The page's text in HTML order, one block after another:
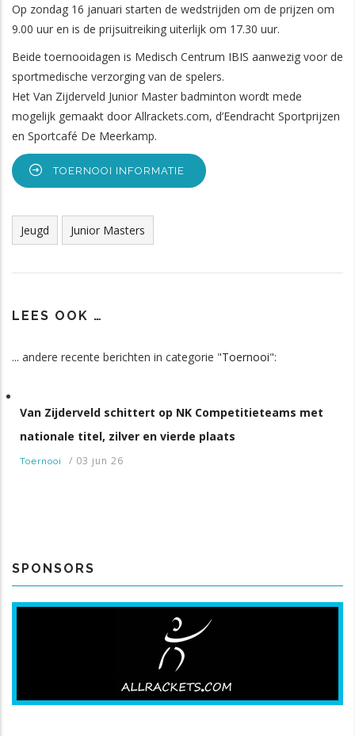
Op zondag 16 januari starten de wedstrijden om de prijzen om
9.00 uur en is de prijsuitreiking uiterlijk om 17.30 uur.
Beide toernooidagen is Medisch Centrum IBIS aanwezig voor de
sportmedische verzorging van de spelers.
Het Van Zijderveld Junior Master badminton wordt mede
mogelijk gemaakt door Allrackets.com, d’Eendracht Sportprijzen
en Sportcafé De Meerkamp.
TOERNOOI INFORMATIE
Tags
Jeugd Junior Masters
LEES OOK …
... andere recente berichten in categorie "Toernooi":
Van Zijderveld schittert op NK Competitieteams met
nationale titel, zilver en vierde plaats
Toernooi / 03 jun 26
SPONSORS